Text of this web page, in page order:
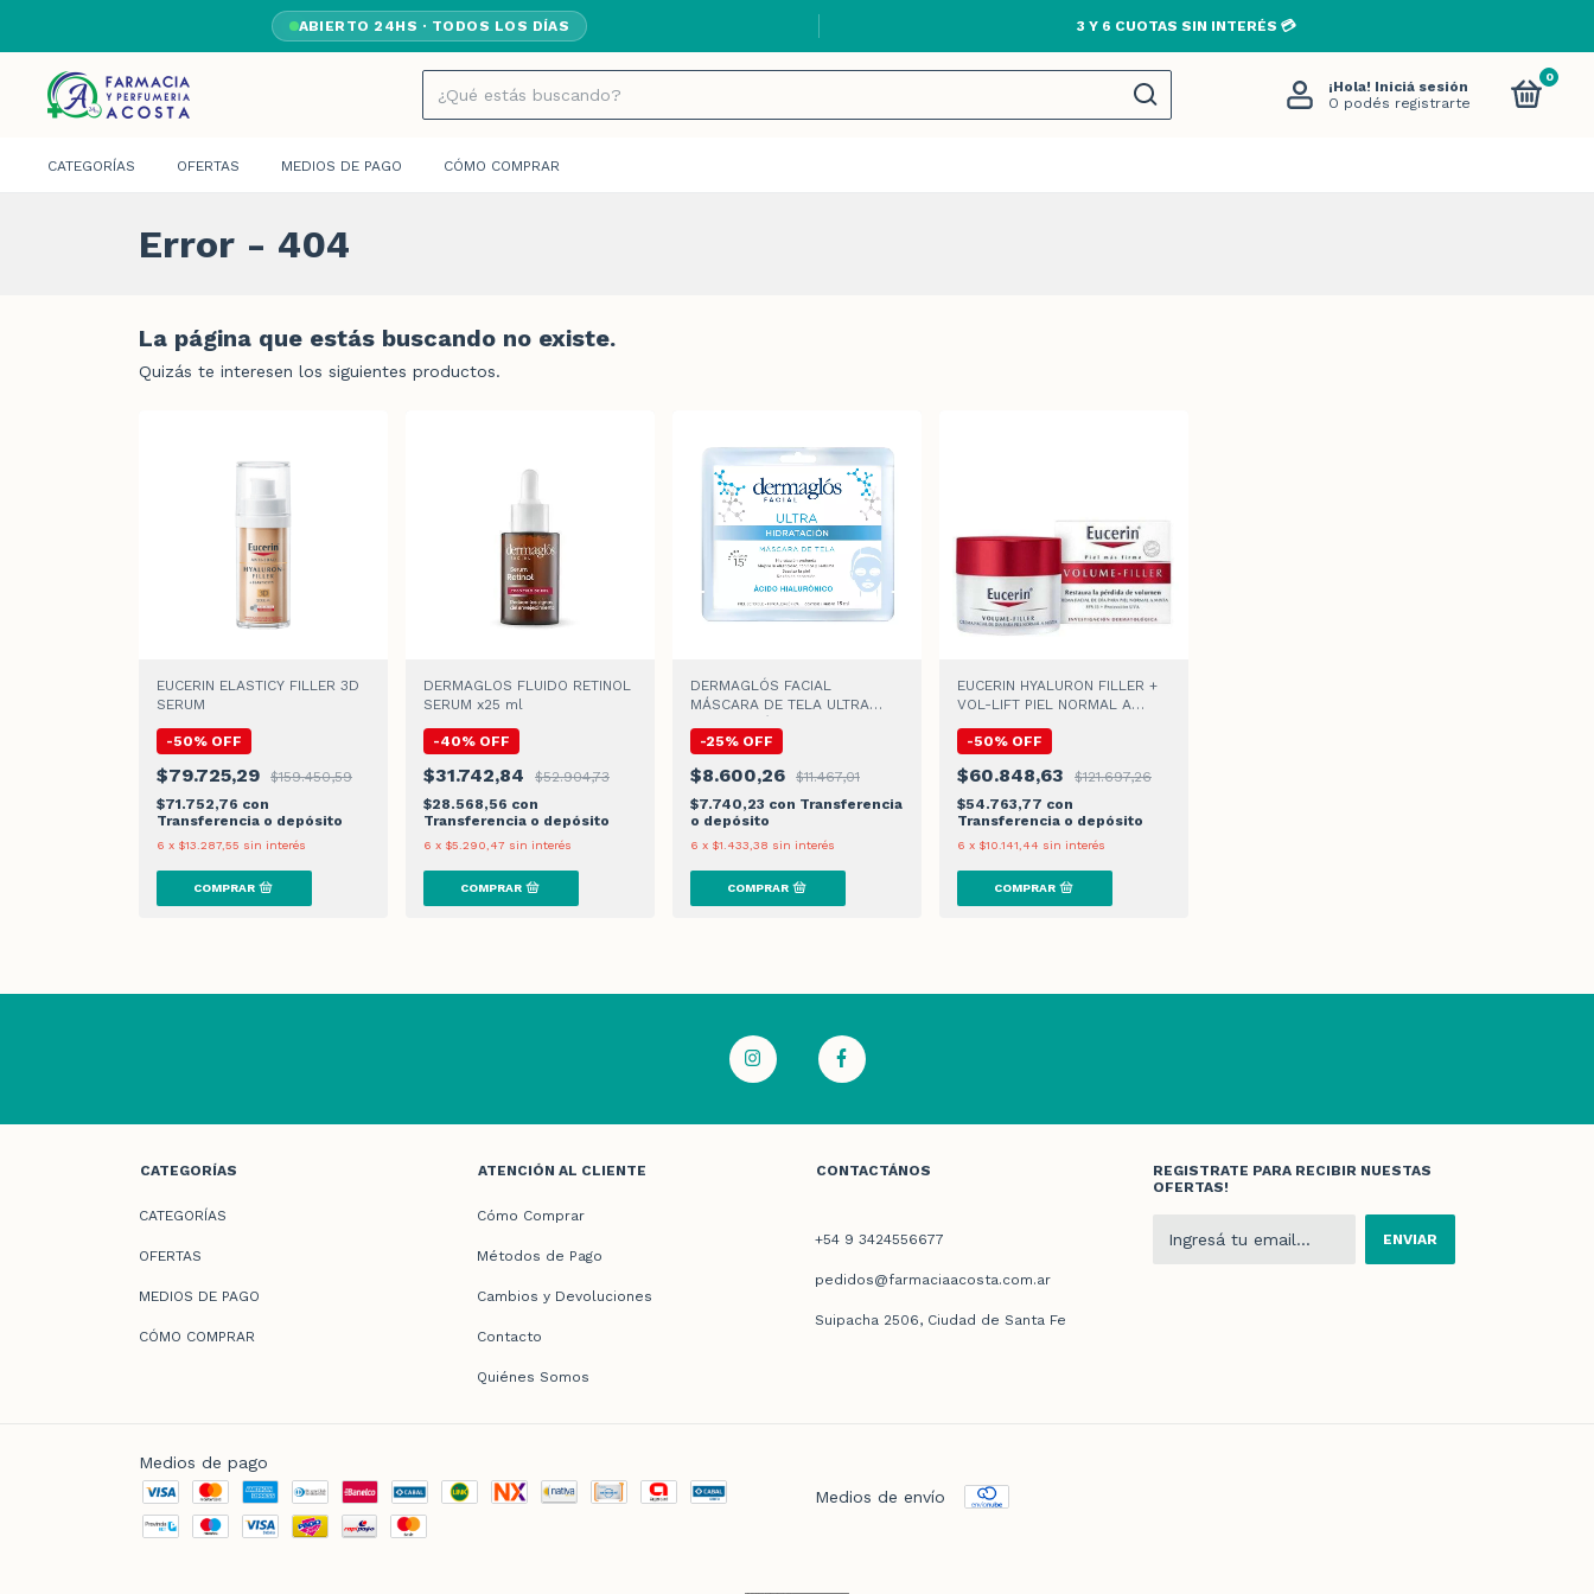
ABIERTO 24HS · TODOS LOS DÍAS 3 Y 6 CUOTAS SIN INTERÉS 💳
¡Hola! Iniciá sesión
O podés registrarte
0
CATEGORÍAS OFERTAS MEDIOS DE PAGO CÓMO COMPRAR
Error - 404
La página que estás buscando no existe.
Quizás te interesen los siguientes productos.
EUCERIN ELASTICY FILLER 3D
SERUM
-50% OFF
$79.725,29
$159.450,59
$71.752,76 con
Transferencia o depósito
6 x $13.287,55 sin interés
DERMAGLOS FLUIDO RETINOL
SERUM x25 ml
-40% OFF
$31.742,84
$52.904,73
$28.568,56 con
Transferencia o depósito
6 x $5.290,47 sin interés
DERMAGLÓS FACIAL
MÁSCARA DE TELA ULTRA
-25% OFF
$8.600,26
$11.467,01
$7.740,23 con Transferencia
o depósito
6 x $1.433,38 sin interés
EUCERIN HYALURON FILLER +
VOL-LIFT PIEL NORMAL A
-50% OFF
$60.848,63
$121.697,26
$54.763,77 con
Transferencia o depósito
6 x $10.141,44 sin interés
CATEGORÍAS
CATEGORÍAS
OFERTAS
MEDIOS DE PAGO
CÓMO COMPRAR
ATENCIÓN AL CLIENTE
Cómo Comprar
Métodos de Pago
Cambios y Devoluciones
Contacto
Quiénes Somos
CONTACTÁNOS
+54 9 3424556677
pedidos@farmaciaacosta.com.ar
Suipacha 2506, Ciudad de Santa Fe
REGISTRATE PARA RECIBIR NUESTAS
OFERTAS!
Medios de pago
Medios de envío